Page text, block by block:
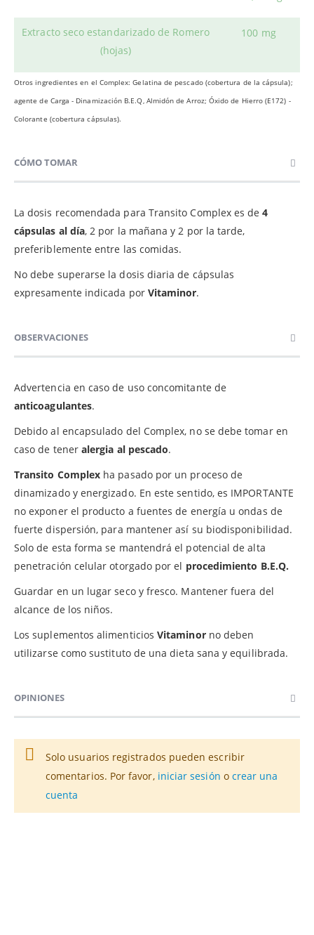
Extracto seco estandarizado de Romero
(hojas)
100 mg
Otros ingredientes en el Complex: Gelatina de pescado (cobertura de la cápsula);
agente de Carga - Dinamización B.E.Q, Almidón de Arroz; Óxido de Hierro (E172) -
Colorante (cobertura cápsulas).
CÓMO TOMAR
La dosis recomendada para Transito Complex es de4
cápsulas al día, 2 por la mañana y 2 por la tarde,
preferiblemente entre las comidas.
No debe superarse la dosis diaria de cápsulas
expresamente indicada por Vitaminor.
OBSERVACIONES
Advertencia en caso de uso concomitante de
anticoagulantes.
Debido al encapsulado del Complex, no se debe tomar en
caso de tener alergia al pescado.
Transito Complex ha pasado por un proceso de
dinamizado y energizado. En este sentido, es IMPORTANTE
no exponer el producto a fuentes de energía u ondas de
fuerte dispersión, para mantener así su biodisponibilidad.
Solo de esta forma se mantendrá el potencial de alta
penetración celular otorgado por el procedimiento B.E.Q.
Guardar en un lugar seco y fresco. Mantener fuera del
alcance de los niños.
Los suplementos alimenticiosVitaminorno deben
utilizarse como sustituto de una dieta sana y equilibrada.
OPINIONES
Solo usuarios registrados pueden escribir
comentarios. Por favor, iniciar sesión o crear una
cuenta